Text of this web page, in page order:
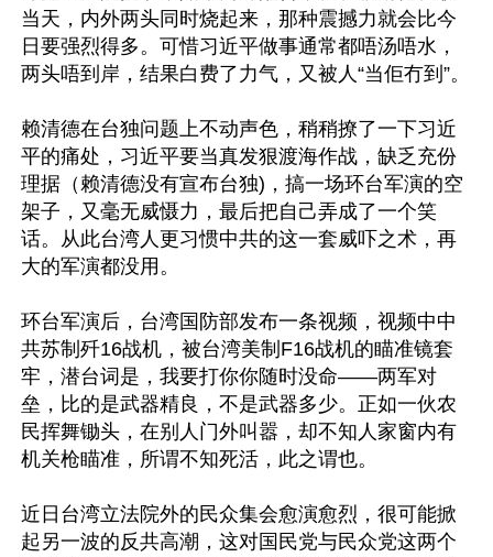
当天，内外两头同时烧起来，那种震撼力就会比今
日要强烈得多。可惜习近平做事通常都唔汤唔水，
两头唔到岸，结果白费了力气，又被人“当佢冇到”。
赖清德在台独问题上不动声色，稍稍撩了一下习近
平的痛处，习近平要当真发狠渡海作战，缺乏充份
理据（赖清德没有宣布台独)，搞一场环台军演的空
架子，又毫无威慑力，最后把自己弄成了一个笑
话。从此台湾人更习惯中共的这一套威吓之术，再
大的军演都没用。
环台军演后，台湾国防部发布一条视频，视频中中
共苏制歼16战机，被台湾美制F16战机的瞄准镜套
牢，潜台词是，我要打你你随时没命——两军对
垒，比的是武器精良，不是武器多少。正如一伙农
民挥舞锄头，在别人门外叫嚣，却不知人家窗内有
机关枪瞄准，所谓不知死活，此之谓也。
近日台湾立法院外的民众集会愈演愈烈，很可能掀
起另一波的反共高潮，这对国民党与民众党这两个